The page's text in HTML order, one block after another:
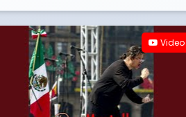
Video